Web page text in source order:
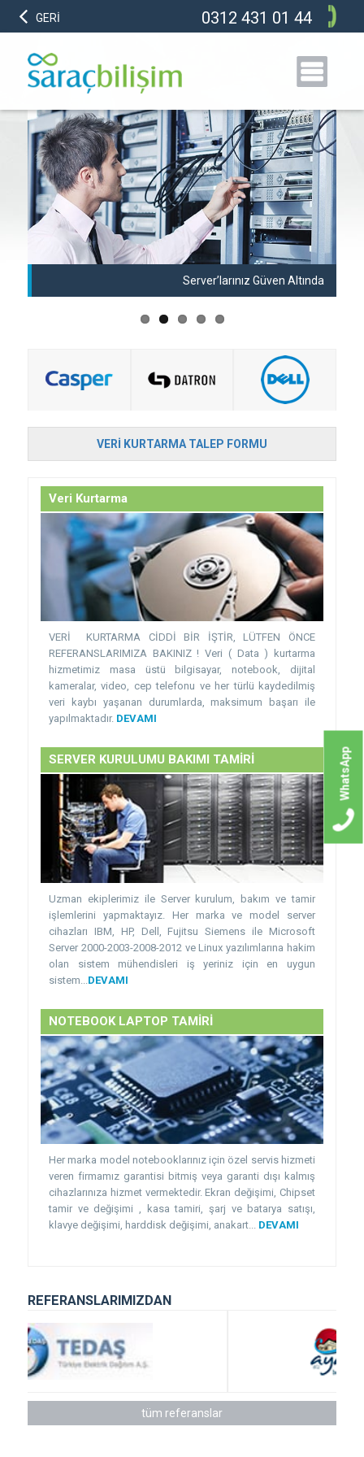
GERİ 0312 431 01 44
Server’larınız Güven Altında
VERI KURTARMA TALEP FORMU
Veri Kurtarma
VERİ KURTARMA CİDDİ BİR İŞTİR, LÜTFEN ÖNCE
REFERANSLARIMIZA BAKINIZ ! Veri ( Data ) kurtarma
hizmetimiz masa üstü bilgisayar, notebook, dijital
kameralar, video, cep telefonu ve her türlü kaydedilmiş
veri kaybı yaşanan durumlarda, maksimum başarı ile
yapılmaktadır. DEVAMI
SERVER KURULUMU BAKIMI TAMİRİ
Uzman ekiplerimiz ile Server kurulum, bakım ve tamir
işlemlerini yapmaktayız. Her marka ve model server
cihazları IBM, HP, Dell, Fujitsu Siemens ile Microsoft
Server 2000-2003-2008-2012 ve Linux yazılımlarına hakim
olan sistem mühendisleri iş yeriniz için en uygun
sistem... DEVAMI
NOTEBOOK LAPTOP TAMİRİ
Her marka model notebooklarınız için özel servis hizmeti
veren firmamız garantisi bitmiş veya garanti dışı kalmış
cihazlarınıza hizmet vermektedir. Ekran değişimi, Chipset
tamir ve değişimi , kasa tamiri, şarj ve batarya satışı,
klavye değişimi, harddisk değişimi, anakart... DEVAMI
REFERANSLARIMIZDAN
tüm referanslar
WhatsApp